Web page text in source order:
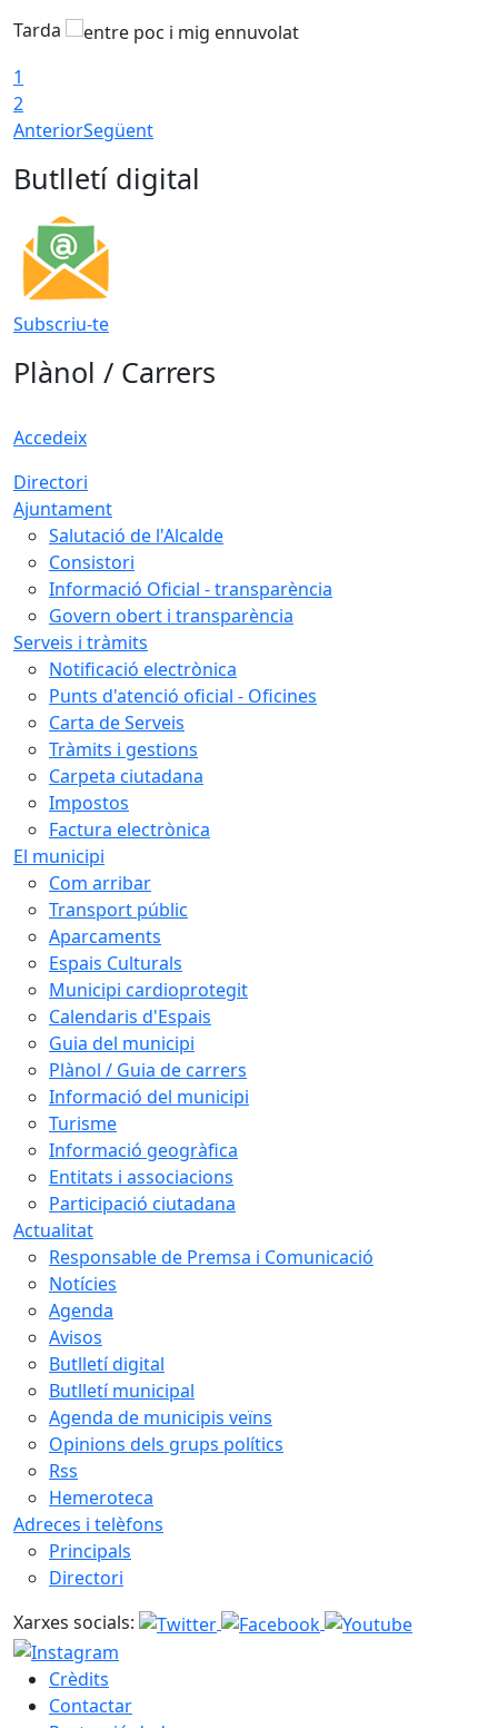
Tarda
1
2
AnteriorSegüent
Butlletí digital
Subscriu-te
Plànol / Carrers
Accedeix
Directori
Ajuntament
Salutació de l'Alcalde
Consistori
Informació Oficial - transparència
Govern obert i transparència
Serveis i tràmits
Notificació electrònica
Punts d'atenció oficial - Oficines
Carta de Serveis
Tràmits i gestions
Carpeta ciutadana
Impostos
Factura electrònica
El municipi
Com arribar
Transport públic
Aparcaments
Espais Culturals
Municipi cardioprotegit
Calendaris d'Espais
Guia del municipi
Plànol / Guia de carrers
Informació del municipi
Turisme
Informació geogràfica
Entitats i associacions
Participació ciutadana
Actualitat
Responsable de Premsa i Comunicació
Notícies
Agenda
Avisos
Butlletí digital
Butlletí municipal
Agenda de municipis veïns
Opinions dels grups polítics
Rss
Hemeroteca
Adreces i telèfons
Principals
Directori
Xarxes socials:
Crèdits
Contactar